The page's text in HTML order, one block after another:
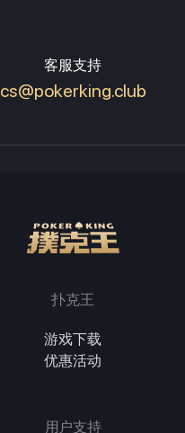
客服支持
cs@pokerking.club
扑克王
游戏下载
优惠活动
用户支持